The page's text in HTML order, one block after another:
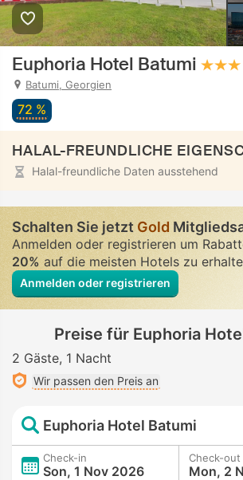
Euphoria Hotel Batumi
Batumi, Georgien
72 %
HALAL-FREUNDLICHE
Halal-freundliche Daten ausstehend
Schalten Sie jetztGold
Anmelden oder registrieren um
20%auf die meisten Hotels zu
Anmelden oder registrieren
Preise für Euphoria
2 Gäste 1 Nacht
Wir passen den Preis an
Euphoria Hotel Batumi
Check-in
Son, 1 Nov 2026
Check-out
Mon, 2